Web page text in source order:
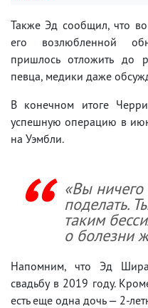
Также Эд сообщил, что
его возлюбленной
пришлось отложить до
певца, медики даже
В конечном итоге
успешную операцию в
на Уэмбли.
«Вы
поделать.
таким
о болезни
Напомним, что Эд
свадьбу в 2019 году.
есть еще одна дочь — 2-